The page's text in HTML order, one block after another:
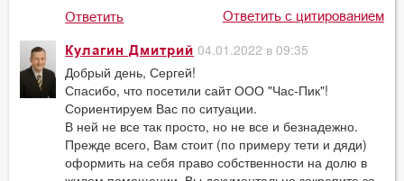
Ответить Ответить с цитированием
Кулагин Дмитрий 04.01.2022 в 09:35
Добрый день, Сергей!
Спасибо, что посетили сайт ООО "Час-Пик"!
Сориентируем Вас по ситуации.
В ней не все так просто, но не все и безнадежно.
Прежде всего, Вам стоит (по примеру тети и дяди)
оформить на себя право собственности на долю в